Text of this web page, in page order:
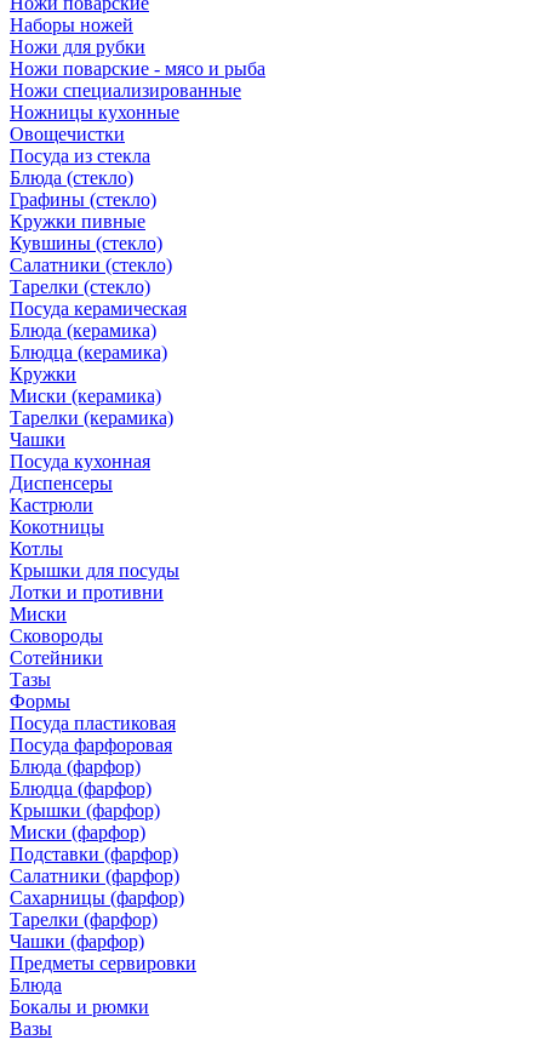
Наборы ножей
Ножи для рубки
Ножи поварские - мясо и рыба
Ножи специализированные
Ножницы кухонные
Овощечистки
Посуда из стекла
Блюда (стекло)
Графины (стекло)
Кружки пивные
Кувшины (стекло)
Салатники (стекло)
Тарелки (стекло)
Посуда керамическая
Блюда (керамика)
Блюдца (керамика)
Кружки
Миски (керамика)
Тарелки (керамика)
Чашки
Посуда кухонная
Диспенсеры
Кастрюли
Кокотницы
Котлы
Крышки для посуды
Лотки и противни
Миски
Сковороды
Сотейники
Тазы
Формы
Посуда пластиковая
Посуда фарфоровая
Блюда (фарфор)
Блюдца (фарфор)
Крышки (фарфор)
Миски (фарфор)
Подставки (фарфор)
Салатники (фарфор)
Сахарницы (фарфор)
Тарелки (фарфор)
Чашки (фарфор)
Предметы сервировки
Блюда
Бокалы и рюмки
Вазы